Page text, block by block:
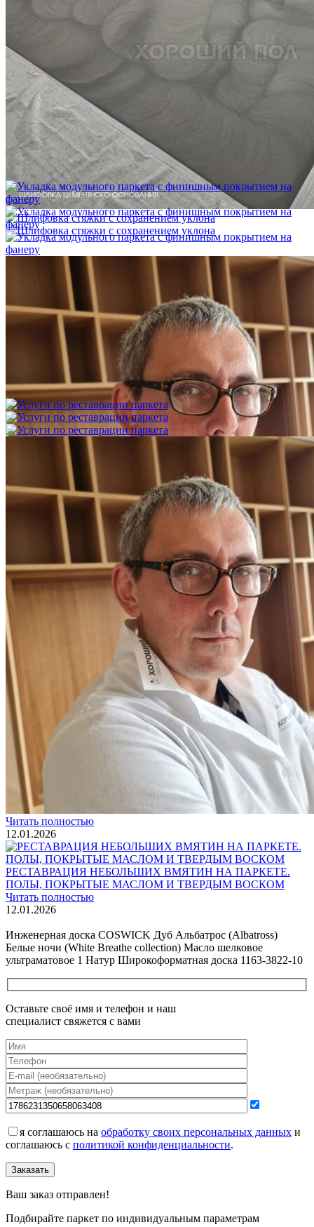
Укладка модульного паркета с мрамором и латунью
3 500 ₽
Укладка модульного паркета с финишным покрытием на
3 600 ₽
Услуги по реставрации паркета
1 500 ₽
Блог
Интересные статьи о паркете Coswick
ВИДЕО-ИНСТРУКЦИЯ: Реставрация царапин. Полы,
покрытые маслом и твердым воском. Системы для локального
ремонта и восстановления
Читать полностью
02.02.2026
ПОЛЫ, ПОКРЫТЫЕ МАСЛОМ. РЕСТАВРАЦИЯ
НЕБОЛЬШИХ ПОТЕРТОСТЕЙ
Читать полностью
12.01.2026
РЕСТАВРАЦИЯ НЕБОЛЬШИХ ВМЯТИН НА ПАРКЕТЕ.
ПОЛЫ, ПОКРЫТЫЕ МАСЛОМ И ТВЕРДЫМ ВОСКОМ
Читать полностью
12.01.2026
Инженерная доска COSWICK Дуб Альбатрос (Albatross)
Белые ночи (White Breathe collection) Масло шелковое
ультраматовое 1 Натур Широкоформатная доска 1163-3822-10
Оставьте своё имя и телефон и наш
специалист свяжется с вами
я соглашаюсь на обработку своих персональных данных и
соглашаюсь с политикой конфиденциальности.
Заказать
Ваш заказ отправлен!
Подбирайте паркет по индивидуальным параметрам